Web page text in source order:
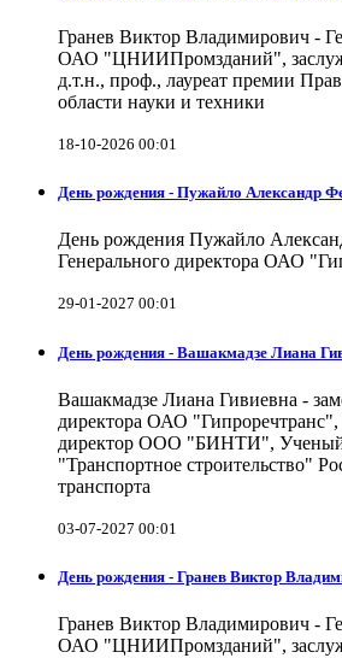
Гранев Виктор Владимирович -
ОАО "ЦНИИПромзданий",
д.т.н., проф., лауреат премии
области науки и техники
18-10-2026 00:01
День рождения - Пужайло Александр
День рождения Пужайло
Генерального директора ОАО
29-01-2027 00:01
День рождения - Вашакмадзе Лиана
Вашакмадзе Лиана Гивиевна -
директора ОАО "Гипроречтранс",
директор ООО "БИНТИ", Ученый
"Транспортное строительство"
транспорта
03-07-2027 00:01
День рождения - Гранев Виктор
Гранев Виктор Владимирович -
ОАО "ЦНИИПромзданий",